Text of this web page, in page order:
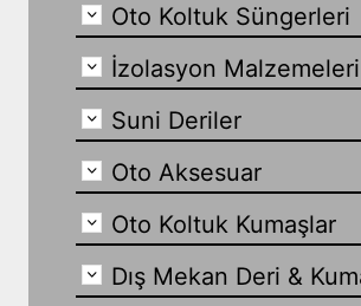
Oto Koltuk Süngerleri
İzolasyon Malzemeleri
Suni Deriler
Oto Aksesuar
Oto Koltuk Kumaşlar
Dış Mekan Deri &